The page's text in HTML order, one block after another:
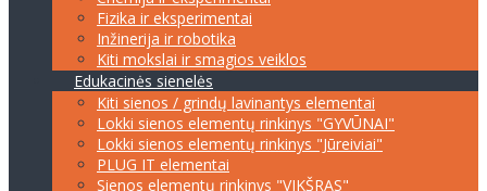
Fizika ir eksperimentai
Inžinerija ir robotika
Kiti mokslai ir smagios veiklos
Edukacinės sienelės
Kiti sienos / grindų lavinantys elementai
Lokki sienos elementų rinkinys "GYVŪNAI"
Lokki sienos elementų rinkinys "Jūreiviai"
PLUG IT elementai
Sienos elementų rinkinys "VIKŠRAS"